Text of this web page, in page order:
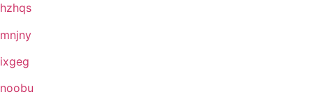
hzhqs
mnjny
ixgeg
noobu